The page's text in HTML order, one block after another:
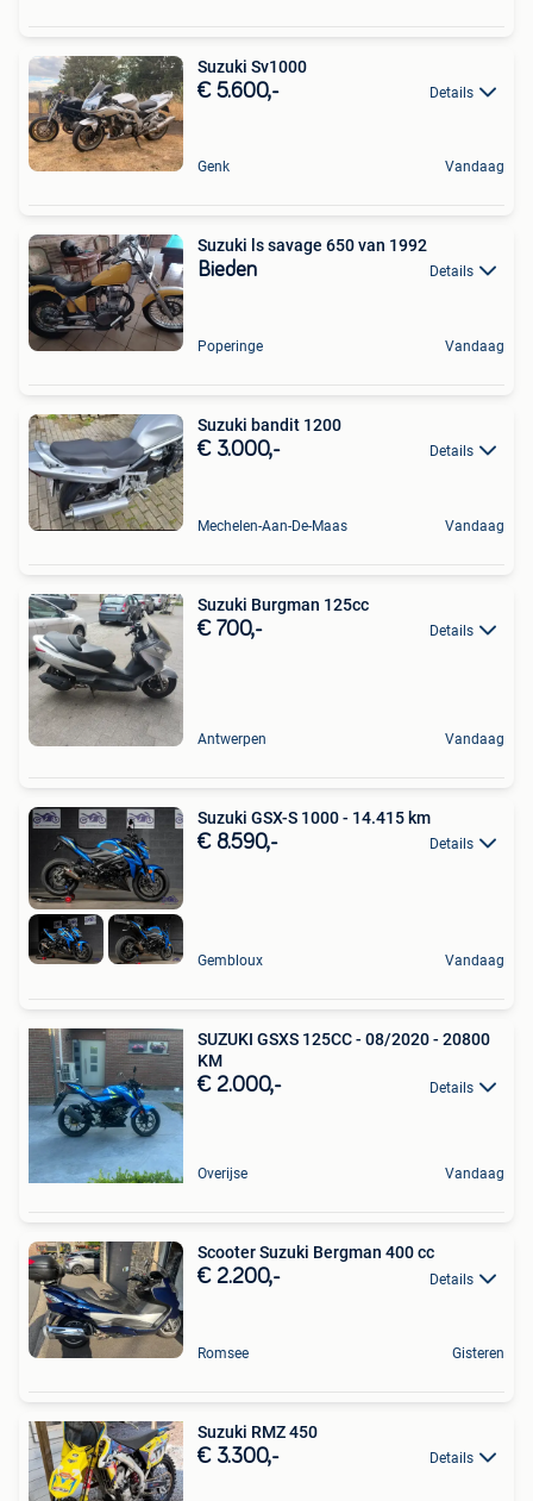
Suzuki Sv1000
€ 5.600,- Details
Genk Vandaag
Suzuki ls savage 650 van 1992
Bieden Details
Poperinge Vandaag
Suzuki bandit 1200
€ 3.000,- Details
Mechelen-Aan-De-Maas Vandaag
Suzuki Burgman 125cc
€ 700,- Details
Antwerpen Vandaag
Suzuki GSX-S 1000 - 14.415 km
€ 8.590,- Details
Gembloux Vandaag
SUZUKI GSXS 125CC - 08/2020 - 20800
KM
€ 2.000,- Details
Overijse Vandaag
Scooter Suzuki Bergman 400 cc
€ 2.200,- Details
Romsee Gisteren
Suzuki RMZ 450
€ 3.300,- Details